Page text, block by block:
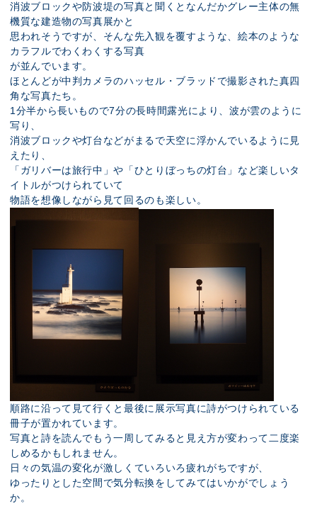
消波ブロックや防波堤の写真と聞くとなんだかグレー主体の無
機質な建造物の写真展かと
思われそうですが、そんな先入観を覆すような、絵本のような
カラフルでわくわくする写真
が並んでいます。
ほとんどが中判カメラのハッセル・ブラッドで撮影された真四
角な写真たち。
1分半から長いもので7分の長時間露光により、波が雲のように
写り、
消波ブロックや灯台などがまるで天空に浮かんでいるように見
えたり、
「ガリバーは旅行中」や「ひとりぼっちの灯台」など楽しいタ
イトルがつけられていて
物語を想像しながら見て回るのも楽しい。
順路に沿って見て行くと最後に展示写真に詩がつけられている
冊子が置かれています。
写真と詩を読んでもう一周してみると見え方が変わって二度楽
しめるかもしれません。
日々の気温の変化が激しくていろいろ疲れがちですが、
ゆったりとした空間で気分転換をしてみてはいかがでしょう
か。